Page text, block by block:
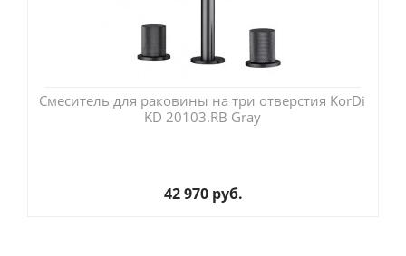
Смеситель для раковины на три отверстия KorDi
KD 20103.RB Gray
42 970 руб.